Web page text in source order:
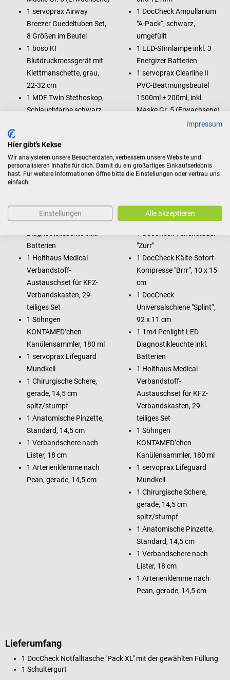
1 servoprax Airway
Breezer Guedeltuben Set,
8 Größen im Beutel
1 boso KI
Blutdruckmessgerät mit
Klettmanschette, grau,
22-32 cm
1 MDF Twin Stethoskop,
Schlauchfarbe schwarz
1 DocCheck Kälte-Sofort-
Kompresse "Brrr“, 10 x 15
cm
1 DocCheck
92 x 11 cm
1 1m4 Penlight LED-
Diagnostikleuchte inkl.
Batterien
1 Holthaus Medical
Verbandstoff-
Austauschset für KFZ-
Verbandskasten, 29-
teiliges Set
1 Söhngen
KONTAMED’chen
Kanülensammler, 180 ml
1 servoprax Lifeguard
Mundkeil
1 Chirurgische Schere,
gerade, 14,5 cm
spitz/stumpf
1 Anatomische Pinzette,
Standard, 14,5 cm
1 Verbandschere nach
Lister, 18 cm
1 Arterienklemme nach
Pean, gerade, 14,5 cm
1 DocCheck Ampullarium
"A-Pack“, schwarz,
umgefüllt
1 LED-Stirnlampe inkl. 3
Energizer Batterien
1 servoprax Clearline II
PVC-Beatmungsbeutel
1500ml ± 200ml, inkl.
Maske Gr. 5 (Erwachsene)
1 servoprax Airway
1 boso KI
Blutdruckmessgerät mit
1 MDF Twin Stethoskop,
Schlauchfarbe schwarz
1 DocCheck Venenstauer
"Zurr"
1 DocCheck Kälte-Sofort-
Kompresse "Brrr“, 10 x 15
cm
1 DocCheck
Universalschiene "Splint“,
92 x 11 cm
1 1m4 Penlight LED-
Diagnostikleuchte inkl.
Batterien
1 Holthaus Medical
Verbandstoff-
Austauschset für KFZ-
Verbandskasten, 29-
teiliges Set
1 Söhngen
KONTAMED’chen
Kanülensammler, 180 ml
1 servoprax Lifeguard
Mundkeil
1 Chirurgische Schere,
gerade, 14,5 cm
spitz/stumpf
1 Anatomische Pinzette,
Standard, 14,5 cm
1 Verbandschere nach
Lister, 18 cm
1 Arterienklemme nach
Pean, gerade, 14,5 cm
Lieferumfang
1 DocCheck Notfalltasche "Pack XL" mit der gewählten Füllung
1 Schultergurt
Impressum
Hier gibt's Kekse
Wir analysieren unsere Besucherdaten, verbessern unsere Website und
personalisieren Inhalte für dich. Damit du ein großartiges Einkaufserlebnis
hast. Für weitere Informationen öffne bitte die Einstellungen oder vertrau uns
einfach.
Einstellungen Alle akzeptieren